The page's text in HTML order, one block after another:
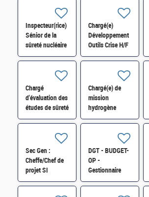
Inspecteur(rice)
Sénior de la
sûreté nucléaire
au Service de
Electronucléaire
H/F
Chargé(e)
Développement
Outils Crise H/F
Chargé
d'évaluation des
études de sûreté
des réacteurs
Chargé(e) de
mission
hydrogène
Industrie SI-
Sec Gen :
Cheffe/Chef de
projet SI
bâtimentaire
DGT - BUDGET-
OP -
Gestionnaire
budgétaire et